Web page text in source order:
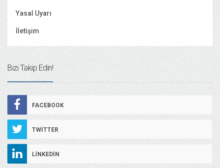
Yasal Uyarı
İletişim
Bizi Takip Edin!
FACEBOOK
TWITTER
LINKEDIN